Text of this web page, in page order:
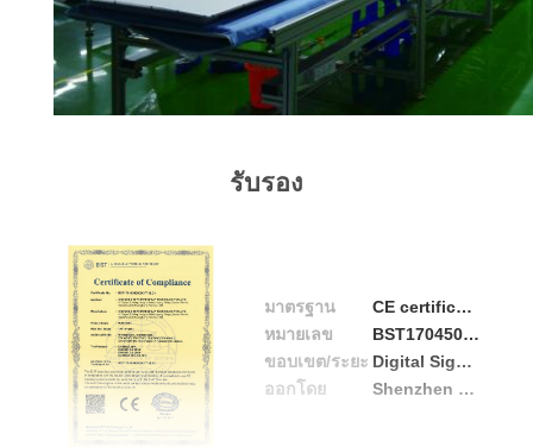
รับรอง
มาตรฐาน
CE certificate
หมายเลข
BST1704508300001Y-1EC-1
ขอบเขต/ระยะ
Digital Signage/Touch Screen Kiosk
ออกโดย
Shenzhen BST Compliance Testing Laboratory Ltd.